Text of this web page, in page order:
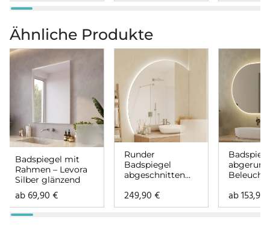
Ähnliche Produkte
Badspiegel mit
Rahmen – Levora
Silber glänzend
ab69,90€
Runder
Badspiegel
abgeschnitten
Hintergrundbele
uchtung – Aurea
249,90€ ab153,90